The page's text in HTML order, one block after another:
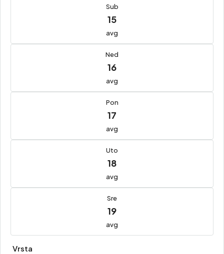
Sub
15
avg
Ned
16
avg
Pon
17
avg
Uto
18
avg
Sre
19
avg
Vrsta